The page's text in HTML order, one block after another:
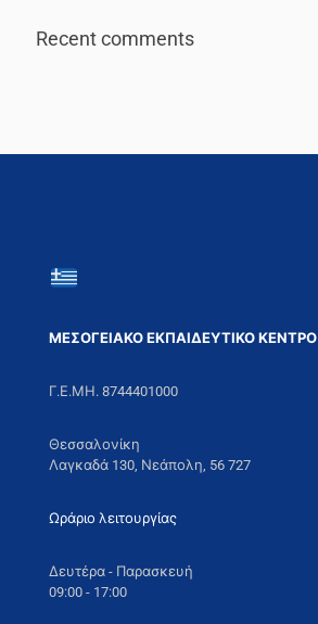
Recent comments
ΜΕΣΟΓΕΙΑΚΟ ΕΚΠΑΙΔΕΥΤΙΚΟ ΚΕΝΤΡΟ
Γ.Ε.ΜΗ. 8744401000
Θεσσαλονίκη
Λαγκαδά 130, Νεάπολη, 56 727
Ωράριο λειτουργίας
Δευτέρα - Παρασκευή
09:00 - 17:00